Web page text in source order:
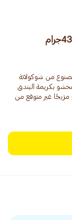
من شوكولاتة
بكريمة البندق
مزيجًا غير متوقع من